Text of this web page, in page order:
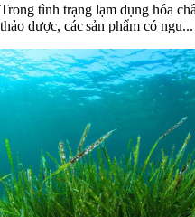
Trong tình trạng lạm dụng hóa
thảo dược, các sản phẩm có ngu...